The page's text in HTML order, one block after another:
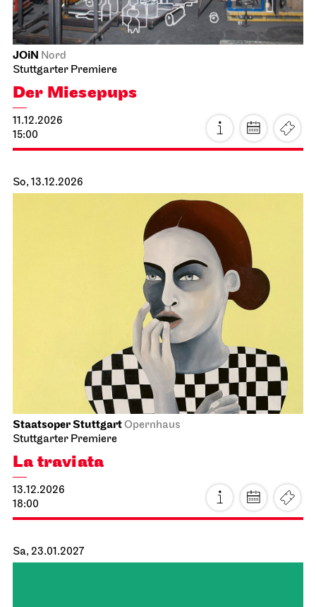
JOiN Nord
Stuttgarter Premiere
Der Miesepups
11.12.2026
15:00
So, 13.12.2026
Staatsoper StuttgartOpernhaus
Stuttgarter Premiere
La traviata
13.12.2026
18:00
Sa, 23.01.2027